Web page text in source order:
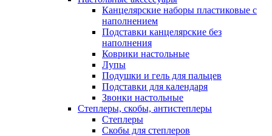
Канцелярские наборы пластиковые с
наполнением
Подставки канцелярские без
наполнения
Коврики настольные
Лупы
Подушки и гель для пальцев
Подставки для календаря
Звонки настольные
Степлеры, скобы, антистеплеры
Степлеры
Скобы для степлеров